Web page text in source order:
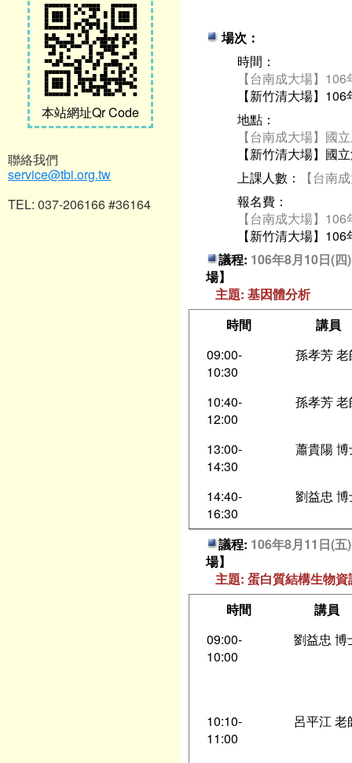
本站網址Qr Code
聯絡我們
service@tbi.org.tw
TEL: 037-206166 #36164
場次：
時間：
【台南成大場】
【新竹清大場】
地點：
【台南成大場】國
【新竹清大場】國
上課人數：
【台南
報名費：
【台南成大場】
【新竹清大場】
議程: 106年8月10日(
場】
主題: 基因體分析
時間
講員
09:00-
10:30
孫孝芳
10:40-
12:00
孫孝芳
13:00-
14:30
蕭貴陽
14:40-
16:30
劉益忠
議程: 106年8月11日(
場】
主題: 蛋白質結構生物
時間
講員
09:00-
10:00
劉益忠 博
10:10-
11:00
呂平江 老